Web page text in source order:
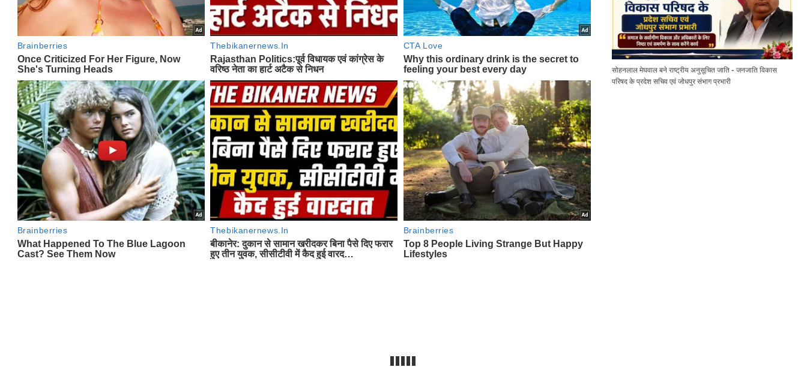
सोहनलाल मेघवाल बने राष्ट्रीय अनुसूचित जाति - जनजाति विकास
परिषद के प्रदेश सचिव एवं जोधपुर संभाग प्रभारी